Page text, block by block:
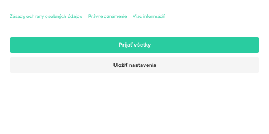
United States
Newark, Delaware 19713, United
States
Switzerland
Engelberg, Switzerland